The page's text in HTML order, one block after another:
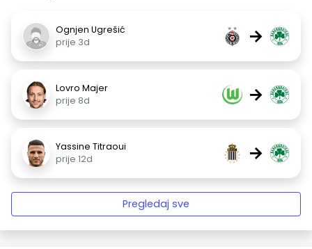
Ognjen Ugrešić
prije 3d
→
Lovro Majer
prije 8d
→
Yassine Titraoui
prije 12d
→
Pregledaj sve